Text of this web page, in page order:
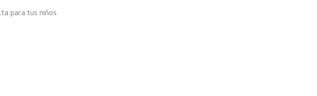
para tus niños.